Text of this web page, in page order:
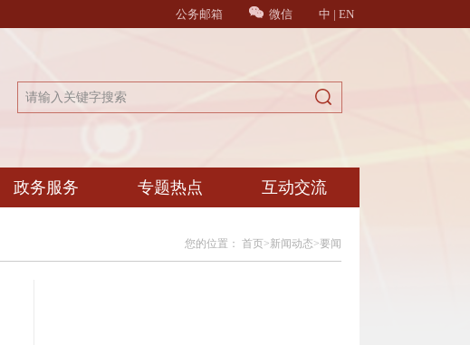
公务邮箱 微信 中 | EN
政务服务 专题热点 互动交流
您的位置： 首页>新闻动态>要闻